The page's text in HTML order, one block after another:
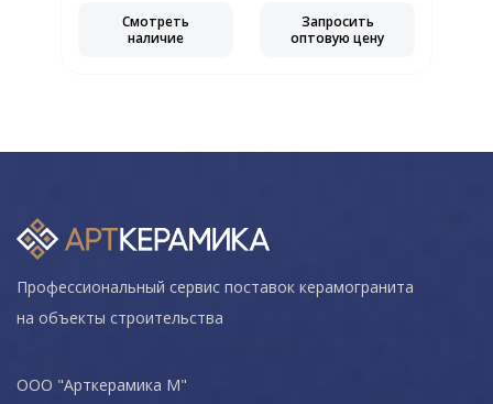
Смотреть
наличие
Запросить
оптовую цену
Профессиональный сервис поставок керамогранита
на объекты строительства
ООО "Арткерамика М"